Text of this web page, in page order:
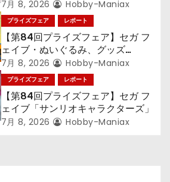
ン』TVアニメ『呪術廻戦』『〈物
語〉シリーズ』「初音ミク」
7月 8, 2026 Hobby-Maniax
プライズフェア レポート
【第84回プライズフェア】セガ フ
ェイブ・ぬいぐるみ、グッズ
『LiSA』『ミニオン』『おさるの
ジョージ』『ポケットモンスター』
7月 8, 2026 Hobby-Maniax
プライズフェア レポート
【第84回プライズフェア】セガ フ
ェイブ「サンリオキャラクターズ」
7月 8, 2026 Hobby-Maniax